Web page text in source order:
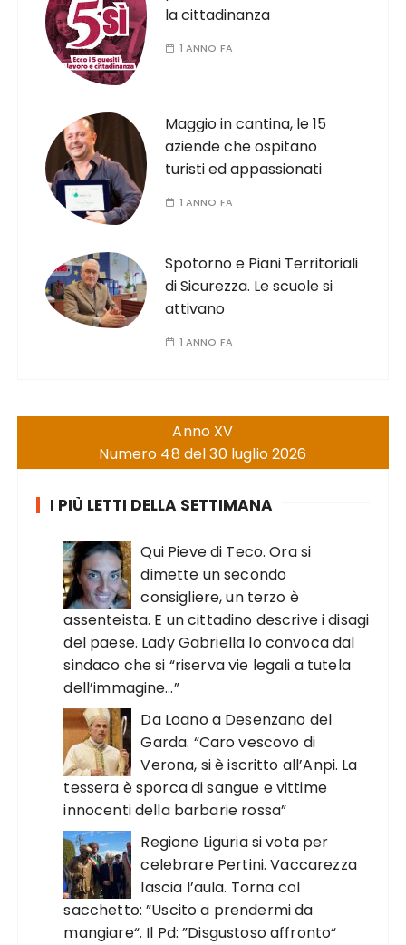
la cittadinanza
1 ANNO FA
Maggio in cantina, le 15
aziende che ospitano
turisti ed appassionati
1 ANNO FA
Spotorno e Piani Territoriali
di Sicurezza. Le scuole si
attivano
1 ANNO FA
Anno XV
Numero 48 del 30 luglio 2026
I PIÙ LETTI DELLA SETTIMANA
Qui Pieve di Teco. Ora si
dimette un secondo
consigliere, un terzo è
assenteista. E un cittadino descrive i disagi
del paese. Lady Gabriella lo convoca dal
sindaco che si “riserva vie legali a tutela
dell’immagine…”
Da Loano a Desenzano del
Garda. “Caro vescovo di
Verona, si è iscritto all’Anpi. La
tessera è sporca di sangue e vittime
innocenti della barbarie rossa”
Regione Liguria si vota per
celebrare Pertini. Vaccarezza
lascia l’aula. Torna col
sacchetto: ”Uscito a prendermi da
mangiare“. Il Pd: ”Disgustoso affronto“